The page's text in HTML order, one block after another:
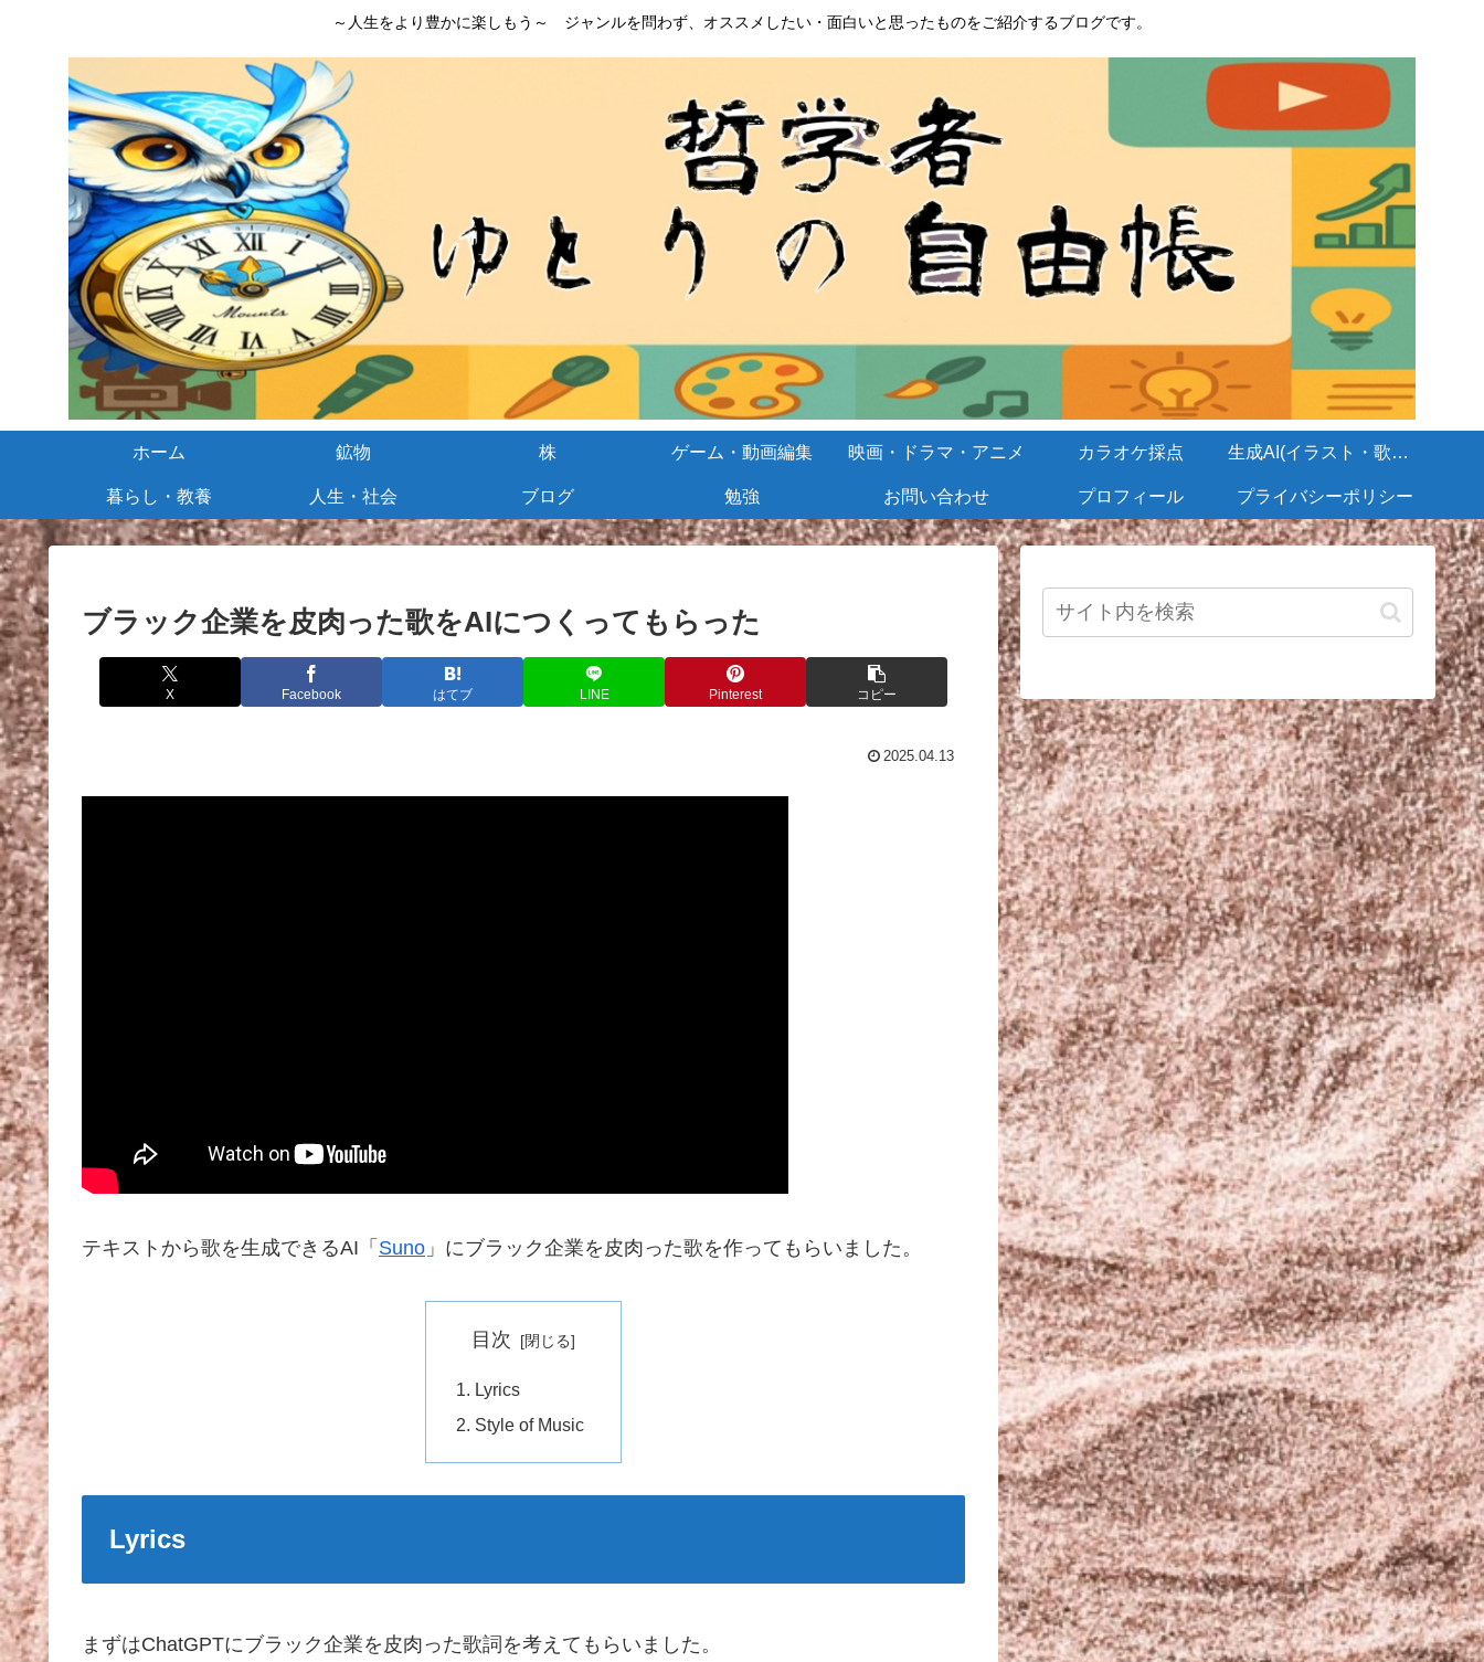
～人生をより豊かに楽しもう～ ジャンルを問わず、オススメしたい・面白いと思ったものをご紹介するブログです。
ホーム 鉱物 株 ゲーム・動画編集 映画・ドラマ・アニメ カラオケ採点 生成AI(イラスト・歌・BGM)
暮らし・教養 人生・社会 ブログ 勉強 お問い合わせ プロフィール プライバシーポリシー
ブラック企業を皮肉った歌をAIにつくってもらった
X Facebook はてブ LINE Pinterest コピー
2025.04.13
テキストから歌を生成できるAI「 Suno 」にブラック企業を皮肉った歌を作ってもらいました。
目次
Lyrics
Style of Music
Lyrics
まずはChatGPTにブラック企業を皮肉った歌詞を考えてもらいました。